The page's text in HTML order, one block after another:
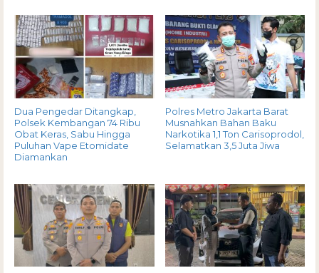
Dua Pengedar Ditangkap,
Polsek Kembangan 74 Ribu
Obat Keras, Sabu Hingga
Puluhan Vape Etomidate
Diamankan
Polres Metro Jakarta Barat
Musnahkan Bahan Baku
Narkotika 1,1 Ton Carisoprodol,
Selamatkan 3,5 Juta Jiwa